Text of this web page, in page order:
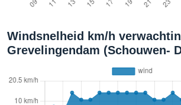
Windsnelheid km/h
Grevelingendam (Schouwen-